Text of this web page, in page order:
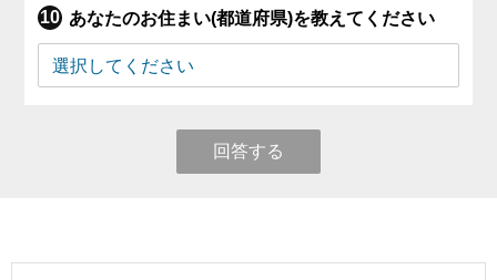
あなたのお住まい(都道府県)を教えてください
回答する